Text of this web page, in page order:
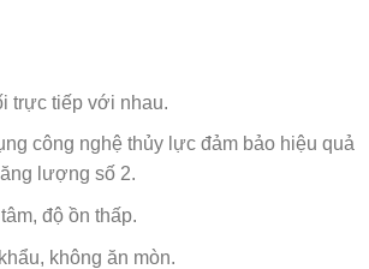
trực tiếp với nhau.
công nghệ thủy lực đảm bảo hiệu quả
lượng số 2.
độ ồn thấp.
không ăn mòn.